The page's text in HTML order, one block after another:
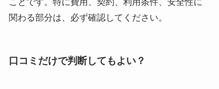
ことです。特に費用、契約、利用条件、安全性に
関わる部分は、必ず確認してください。
口コミだけで判断してもよい？